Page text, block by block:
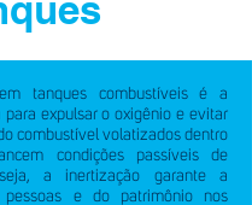
tanques combustíveis é a
para expulsar o oxigênio e evitar
combustível volatizados dentro
condições passíveis de
a inertização garante a
pessoas e do patrimônio nos